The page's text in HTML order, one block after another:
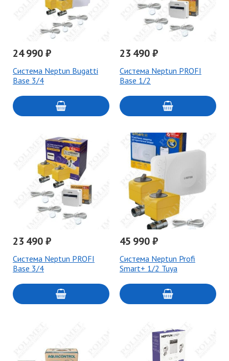
24 990 ₽
Система Neptun Bugatti
Base 3/4
23 490 ₽
Система Neptun PROFI
Base 1/2
23 490 ₽
Система Neptun PROFI
Base 3/4
45 990 ₽
Система Neptun Profi
Smart+ 1/2 Tuya